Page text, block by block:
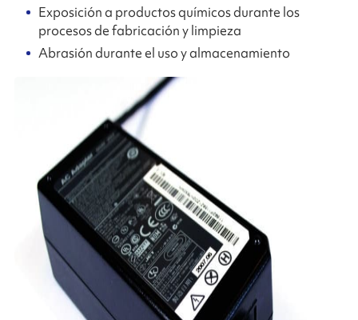
Exposición a productos químicos durante los
procesos de fabricación y limpieza
Abrasión durante el uso y almacenamiento